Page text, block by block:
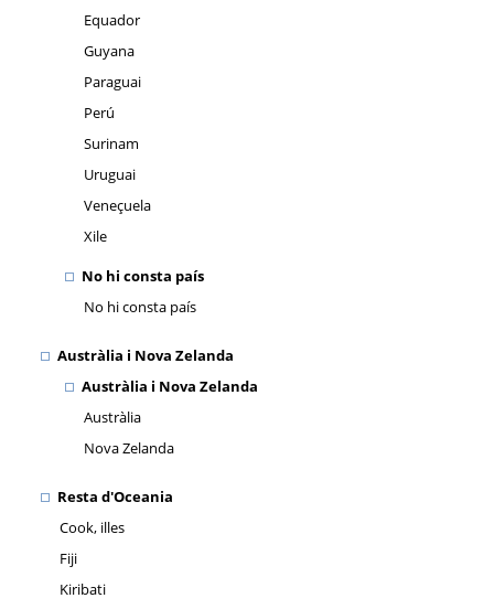
Equador
Guyana
Paraguai
Perú
Surinam
Uruguai
Veneçuela
Xile
No hi consta país
No hi consta país
Austràlia i Nova Zelanda
Austràlia i Nova Zelanda
Austràlia
Nova Zelanda
Resta d'Oceania
Cook, illes
Fiji
Kiribati